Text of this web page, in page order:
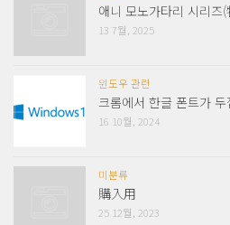
애니 모노가타리 시리
13 7월, 2025
윈도우 관련
크롬에서 한글 폰트가
16 10월, 2024
미분류
購入用
25 12월, 2023